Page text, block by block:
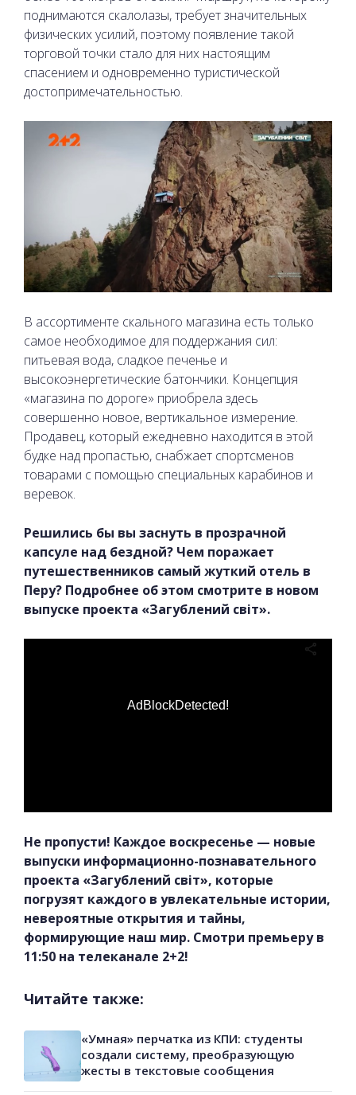
поднимаются скалолазы, требует значительных
физических усилий, поэтому появление такой
торговой точки стало для них настоящим
спасением и одновременно туристической
достопримечательностью.
В ассортименте скального магазина есть только
самое необходимое для поддержания сил:
питьевая вода, сладкое печенье и
высокоэнергетические батончики. Концепция
«магазина по дороге» приобрела здесь
совершенно новое, вертикальное измерение.
Продавец, который ежедневно находится в этой
будке над пропастью, снабжает спортсменов
товарами с помощью специальных карабинов и
веревок.
Решились бы вы заснуть в прозрачной
капсуле над бездной? Чем поражает
путешественников самый жуткий отель в
Перу? Подробнее об этом смотрите в новом
выпуске проекта «Загублений світ».
AdBlockDetected!
Не пропусти! Каждое воскресенье — новые
выпуски информационно-познавательного
проекта «Загублений світ», которые
погрузят каждого в увлекательные истории,
невероятные открытия и тайны,
формирующие наш мир. Смотри премьеру в
11:50 на телеканале 2+2!
Читайте также:
«Умная» перчатка из КПИ: студенты
создали систему, преобразующую
жесты в текстовые сообщения